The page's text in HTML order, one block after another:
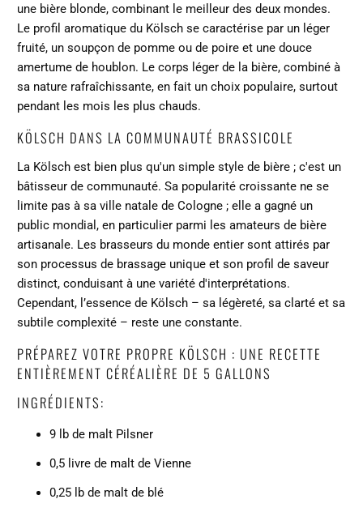
une bière blonde, combinant le meilleur des deux mondes.
Le profil aromatique du Kölsch se caractérise par un léger
fruité, un soupçon de pomme ou de poire et une douce
amertume de houblon. Le corps léger de la bière, combiné à
sa nature rafraîchissante, en fait un choix populaire, surtout
pendant les mois les plus chauds.
KÖLSCH DANS LA COMMUNAUTÉ BRASSICOLE
La Kölsch est bien plus qu'un simple style de bière ; c'est un
bâtisseur de communauté. Sa popularité croissante ne se
limite pas à sa ville natale de Cologne ; elle a gagné un
public mondial, en particulier parmi les amateurs de bière
artisanale. Les brasseurs du monde entier sont attirés par
son processus de brassage unique et son profil de saveur
distinct, conduisant à une variété d'interprétations.
Cependant, l’essence de Kölsch – sa légèreté, sa clarté et sa
subtile complexité – reste une constante.
PRÉPAREZ VOTRE PROPRE KÖLSCH : UNE RECETTE
ENTIÈREMENT CÉRÉALIÈRE DE 5 GALLONS
INGRÉDIENTS:
9 lb de malt Pilsner
0,5 livre de malt de Vienne
0,25 lb de malt de blé